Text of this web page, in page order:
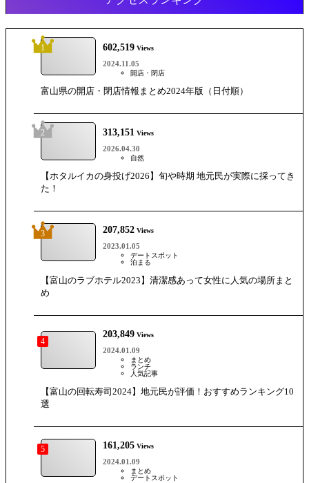
1 602,519 Views
2024.11.05
開店・閉店
富山県の開店・閉店情報まとめ2024年版（日付順）
2 313,151 Views
2026.04.30
自然
【ホタルイカの身投げ2026】旬や時期 地元民が実際に採ってき
た！
3 207,852 Views
2023.01.05
デートスポット
泊まる
【富山のラブホテル2023】清潔感あって女性に人気の場所まと
め
4
203,849 Views
2024.01.09
まとめ
ランチ
人気記事
【富山の回転寿司2024】地元民が評価！おすすめランキング10
選
5 161,205 Views
2024.01.09
まとめ
デートスポット